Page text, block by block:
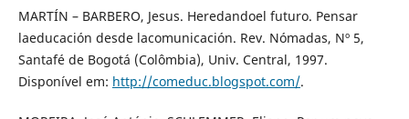
MARTÍN – BARBERO, Jesus. Heredandoel futuro. Pensar
laeducación desde lacomunicación. Rev. Nómadas, Nº 5,
Santafé de Bogotá (Colômbia), Univ. Central, 1997.
Disponível em: http://comeduc.blogspot.com/.